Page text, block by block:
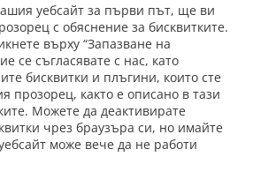
уебсайт за първи път, ще ви
с обяснение за бисквитките.
върху “Запазване на
се съгласявате с нас, като
бисквитки и плъгини, които сте
прозорец, както е описано в тази
Можете да деактивирате
чрез браузъра си, но имайте
може вече да не работи